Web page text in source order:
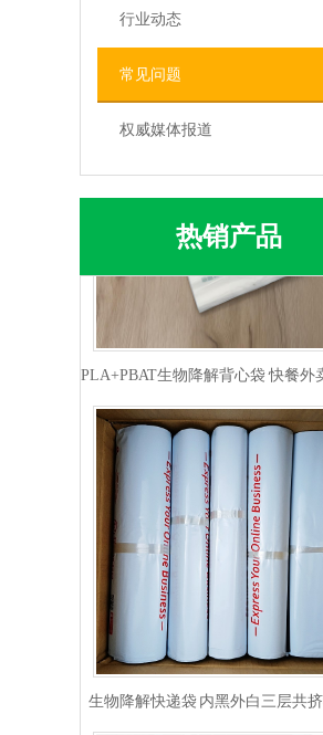
行业动态
常见问题
权威媒体报道
热销产品
PLA+PBAT生物降解背心袋 快餐外
生物降解快递袋 内黑外白三层共挤